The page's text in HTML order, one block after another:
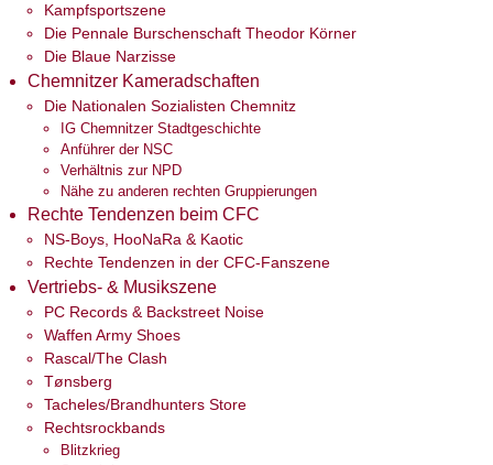
Kampfsportszene
Die Pennale Burschenschaft Theodor Körner
Die Blaue Narzisse
Chemnitzer Kameradschaften
Die Nationalen Sozialisten Chemnitz
IG Chemnitzer Stadtgeschichte
Anführer der NSC
Verhältnis zur NPD
Nähe zu anderen rechten Gruppierungen
Rechte Tendenzen beim CFC
NS-Boys, HooNaRa & Kaotic
Rechte Tendenzen in der CFC-Fanszene
Vertriebs- & Musikszene
PC Records & Backstreet Noise
Waffen Army Shoes
Rascal/The Clash
Tønsberg
Tacheles/Brandhunters Store
Rechtsrockbands
Blitzkrieg